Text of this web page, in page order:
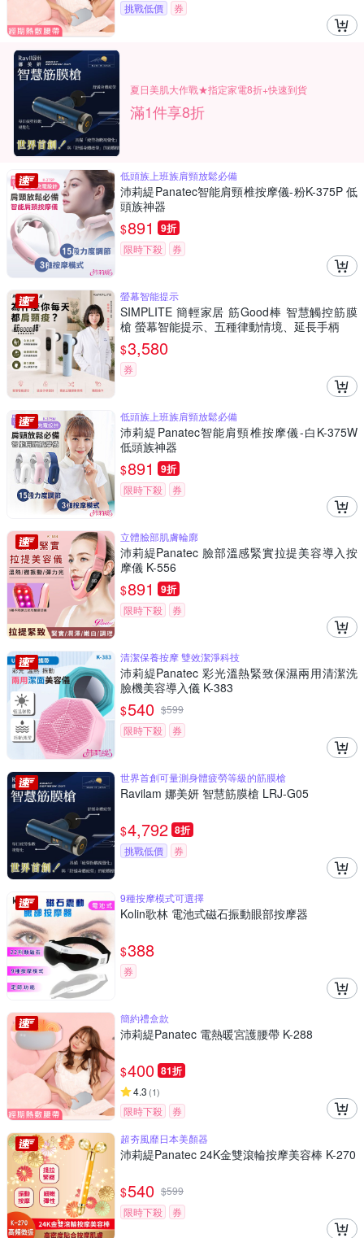
挑戰低價 券
夏日美肌大作戰★指定家電8折+快速到貨
滿1件享8折
低頭族上班族肩頸放鬆必備
沛莉緹Panatec智能肩頸椎按摩儀-粉K-375P 低
頭族神器
$891 9折
限時下殺 券
螢幕智能提示
SIMPLITE 簡輕家居 筋Good棒 智慧觸控筋膜
槍 螢幕智能提示、五種律動情境、延長手柄
$3,580
券
低頭族上班族肩頸放鬆必備
沛莉緹Panatec智能肩頸椎按摩儀-白K-375W
低頭族神器
$891 9折
限時下殺 券
立體臉部肌膚輪廓
沛莉緹Panatec 臉部溫感緊實拉提美容導入按
摩儀 K-556
$891 9折
限時下殺 券
清潔保養按摩 雙效潔淨科技
沛莉緹Panatec 彩光溫熱緊致保濕兩用清潔洗
臉機美容導入儀 K-383
$540 $599
限時下殺
券
世界首創可量測身體疲勞等級的筋膜槍
Ravilam 娜美妍 智慧筋膜槍 LRJ-G05
$4,792 8折
挑戰低價 券
9種按摩模式可選擇
Kolin歌林 電池式磁石振動眼部按摩器
$388
券
簡約禮盒款
沛莉緹Panatec 電熱暖宮護腰帶 K-288
$400 81折
4.3 (1)
限時下殺
券
超夯風靡日本美顏器
沛莉緹Panatec 24K金雙滾輪按摩美容棒 K-270
$540 $599
限時下殺
券